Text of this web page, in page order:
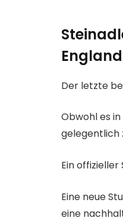
Der letzte
Obwohl es
gelegentlich
Ein offizieller
Eine neue
eine